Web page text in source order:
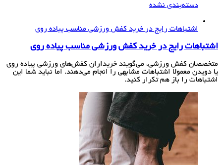
دسته‌بندی نشده
اشتباهات رایج در خرید کفش ورزشی مناسب پیاده روی
اشتباهات رایج در خرید کفش ورزشی مناسب پیاده روی
متخصصان کفش ورزشی، می‌گویند خریداران کفش‌های ورزشی پیاده روی
یا دویدن معمولا اشتباهات مشابهی را انجام می‌دهند. اما نباید شما این
اشتباهات را باز هم تکرار کنید.